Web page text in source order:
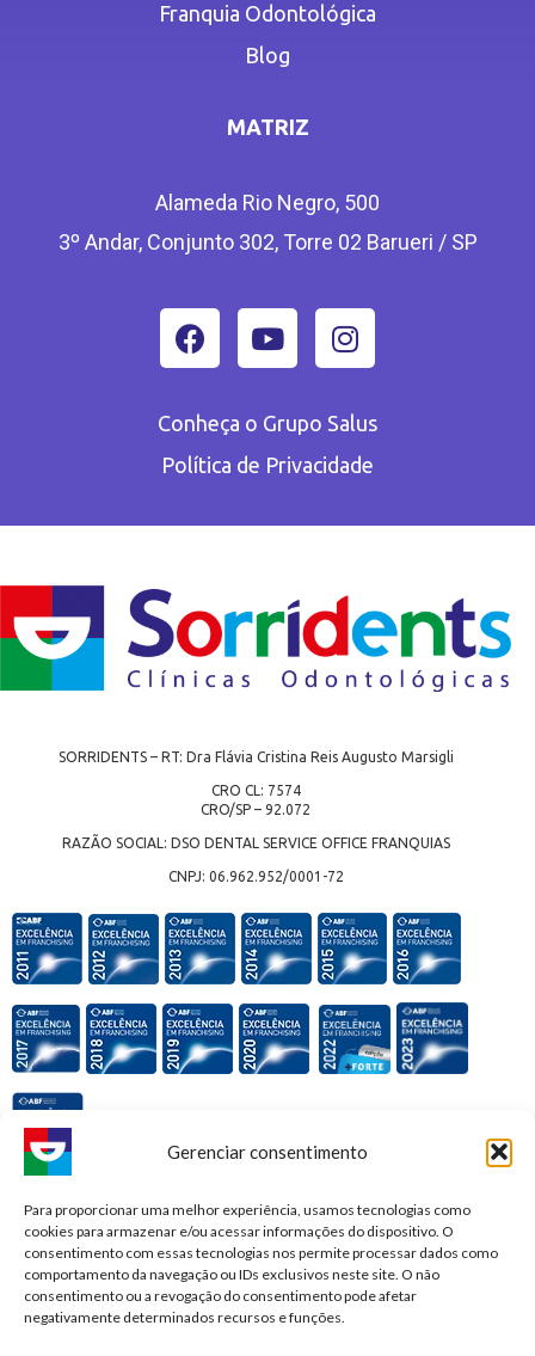
Gerenciar consentimento
Para proporcionar uma melhor experiência, usamos tecnologias como
cookies para armazenar e/ou acessar informações do dispositivo. O
consentimento com essas tecnologias nos permite processar dados como
comportamento da navegação ou IDs exclusivos neste site. O não
consentimento ou a revogação do consentimento pode afetar
negativamente determinados recursos e funções.
Franquia Odontológica
Blog
MATRIZ
Alameda Rio Negro, 500
3º Andar, Conjunto 302, Torre 02 Barueri / SP
Conheça o Grupo Salus
Política de Privacidade
SORRIDENTS – RT: Dra Flávia Cristina Reis Augusto Marsigli
CRO CL: 7574
CRO/SP – 92.072
RAZÃO SOCIAL: DSO DENTAL SERVICE OFFICE FRANQUIAS
CNPJ: 06.962.952/0001-72
Premiações e honrarias: